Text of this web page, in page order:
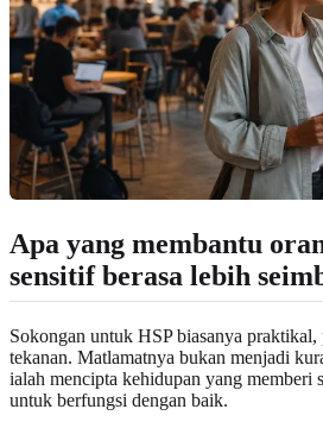
Apa yang membantu
sensitif berasa lebih
Sokongan untuk HSP biasanya praktikal,
tekanan. Matlamatnya bukan menjadi
ialah mencipta kehidupan yang memberi
untuk berfungsi dengan baik.